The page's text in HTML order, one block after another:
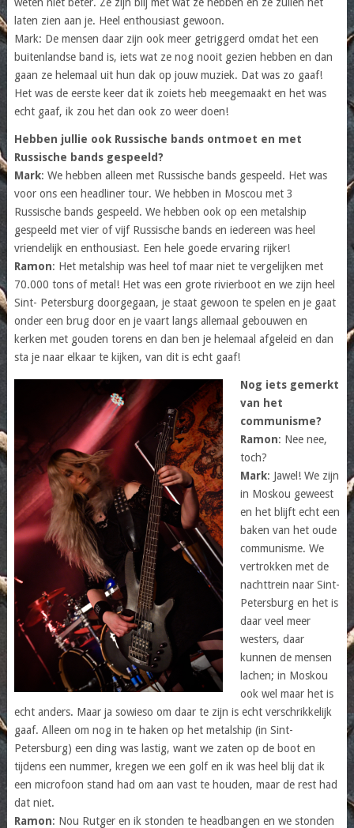
laten zien aan je. Heel enthousiast gewoon.
Mark: De mensen daar zijn ook meer getriggerd omdat het een
buitenlandse band is, iets wat ze nog nooit gezien hebben en dan
gaan ze helemaal uit hun dak op jouw muziek. Dat was zo gaaf!
Het was de eerste keer dat ik zoiets heb meegemaakt en het was
echt gaaf, ik zou het dan ook zo weer doen!
Hebben jullie ook Russische bands ontmoet en met
Russische bands gespeeld?
Mark: We hebben alleen met Russische bands gespeeld. Het was
voor ons een headliner tour. We hebben in Moscou met 3
Russische bands gespeeld. We hebben ook op een metalship
gespeeld met vier of vijf Russische bands en iedereen was heel
vriendelijk en enthousiast. Een hele goede ervaring rijker!
Ramon: Het metalship was heel tof maar niet te vergelijken met
70.000 tons of metal! Het was een grote rivierboot en we zijn heel
Sint- Petersburg doorgegaan, je staat gewoon te spelen en je gaat
onder een brug door en je vaart langs allemaal gebouwen en
kerken met gouden torens en dan ben je helemaal afgeleid en dan
sta je naar elkaar te kijken, van dit is echt gaaf!
Nog iets gemerkt
van het
communisme?
Ramon: Nee nee,
toch?
Mark: Jawel! We zijn
in Moskou geweest
en het blijft echt een
baken van het oude
communisme. We
vertrokken met de
nachttrein naar Sint-
Petersburg en het is
daar veel meer
westers, daar
kunnen de mensen
lachen; in Moskou
ook wel maar het is
echt anders. Maar ja sowieso om daar te zijn is echt verschrikkelijk
gaaf. Alleen om nog in te haken op het metalship (in Sint-
Petersburg) een ding was lastig, want we zaten op de boot en
tijdens een nummer, kregen we een golf en ik was heel blij dat ik
een microfoon stand had om aan vast te houden, maar de rest had
dat niet.
Ramon: Nou Rutger en ik stonden te headbangen en we stonden